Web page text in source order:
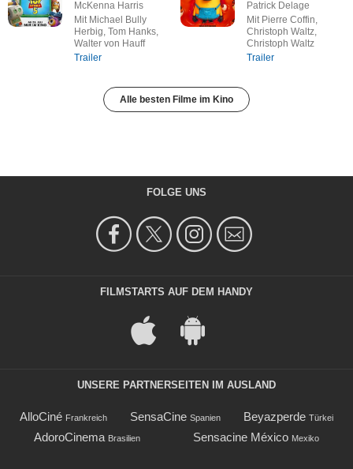
McKenna Harris
Mit Michael Bully
Herbig, Tom Hanks,
Walter von Hauff
Trailer
Patrick Delage
Mit Pierre Coffin,
Christoph Waltz,
Christoph Waltz
Trailer
Alle besten Filme im Kino
FOLGE UNS
FILMSTARTS AUF DEM HANDY
UNSERE PARTNERSEITEN IM AUSLAND
AlloCiné Frankreich SensaCine Spanien Beyazperde Türkei
AdoroCinema Brasilien Sensacine México Mexiko